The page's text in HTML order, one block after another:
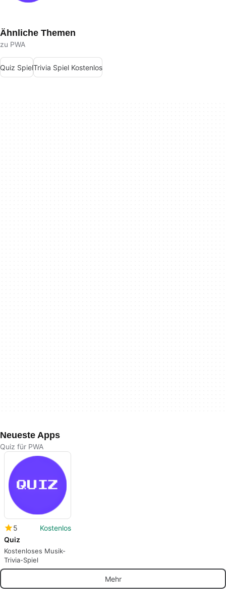
Ähnliche Themen
zu PWA
Quiz SpielTrivia Spiel Kostenlos
Neueste Apps
Quiz für PWA
5
Kostenlos
Quiz
Kostenloses Musik-
Trivia-Spiel
Mehr